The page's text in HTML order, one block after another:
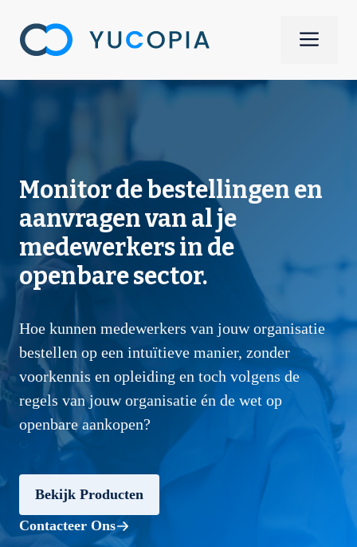
naar
Monitor de bestellingen en
aanvragen van al je
medewerkers in de
openbare sector.
Hoe kunnen medewerkers van jouw organisatie
bestellen op een intuïtieve manier, zonder
voorkennis en opleiding en toch volgens de
regels van jouw organisatie én de wet op
openbare aankopen?
Bekijk Producten
Contacteer Ons